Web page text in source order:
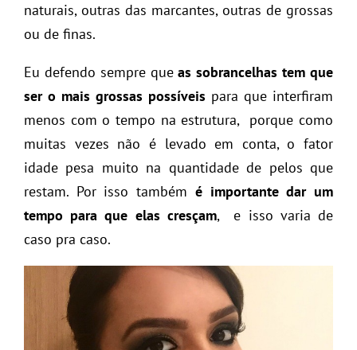
naturais, outras das marcantes, outras de grossas
ou de finas.
Eu defendo sempre queas sobrancelhas tem que
ser o mais grossas possíveis para que interfiram
menos com o tempo na estrutura, porque como
muitas vezes não é levado em conta, o fator
idade pesa muito na quantidade de pelos que
restam. Por isso também é importante dar um
tempo para que elas cresçam, e isso varia de
caso pra caso.